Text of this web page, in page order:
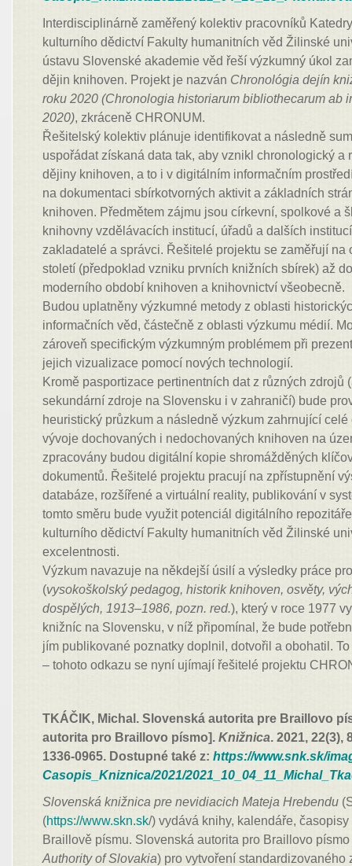
Interdisciplinárně zaměřený kolektiv pracovníků
kulturního dědictví Fakulty humanitních věd Žilinské
ústavu Slovenské akademie věd řeší výzkumný úkol
dějin knihoven. Projekt je nazván Chronológia dejín
roku 2020 (Chronologia historiarum bibliothecarum ab
2020), zkráceně CHRONUM.
Řešitelský kolektiv plánuje identifikovat a následně
uspořádat získaná data tak, aby vznikl chronologický a
dějiny knihoven, a to i v digitálním informačním
na dokumentaci sbírkotvorných aktivit a základních
knihoven. Předmětem zájmu jsou církevní, spolkové a
knihovny vzdělávacích institucí, úřadů a dalších
zakladatelé a správci. Řešitelé projektu se zaměřují na
století (předpoklad vzniku prvních knižních sbírek) až
moderního období knihoven a knihovnictví všeobecně.
Budou uplatněny výzkumné metody z oblasti
informačních věd, částečně z oblasti výzkumu médií.
zároveň specifickým výzkumným problémem při
jejich vizualizace pomocí nových technologií.
Kromě pasportizace pertinentních dat z různých zdrojů
sekundární zdroje na Slovensku i v zahraničí) bude
heuristický průzkum a následně výzkum zahrnující
vývoje dochovaných i nedochovaných knihoven na
zpracovány budou digitální kopie shromážděných
dokumentů. Řešitelé projektu pracují na zpřístupnění
databáze, rozšířené a virtuální reality, publikování v
tomto směru bude využit potenciál digitálního
kulturního dědictví Fakulty humanitních věd Žilinské
excelentnosti.
Výzkum navazuje na někdejší úsilí a výsledky práce
(vysokoškolský pedagog, historik knihoven, osvěty,
dospělých, 1913–1986, pozn. red.), který v roce 1977
knižníc na Slovensku, v níž připomínal, že bude
jím publikované poznatky doplnil, dotvořil a obohatil.
– tohoto odkazu se nyní ujímají řešitelé projektu
TKÁČIK, Michal. Slovenská autorita pre Braillovo
autorita pro Braillovo písmo].Knižnica. 2021, 22(3),
1336-0965. Dostupné také z:https://www.snk.sk/
Casopis_Kniznica/2021/
Slovenská knižnica pre nevidiacich Mateja Hrebendu
(https://www.skn.sk/) vydává knihy, kalendáře,
Braillově písmu. Slovenská autorita pro Braillovo
Authority of Slovakia) pro vytvoření standardizovaného